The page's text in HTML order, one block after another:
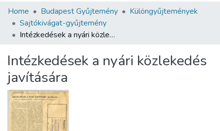
Communities & Collections
All of DSpace
About us
Home Budapest Gyűjtemény
Különgyűjtemények
Sajtókivágat-gyűjtemény
Intézkedések a nyári közlekedés javítására
Intézkedések a nyári közlekedés
javítására